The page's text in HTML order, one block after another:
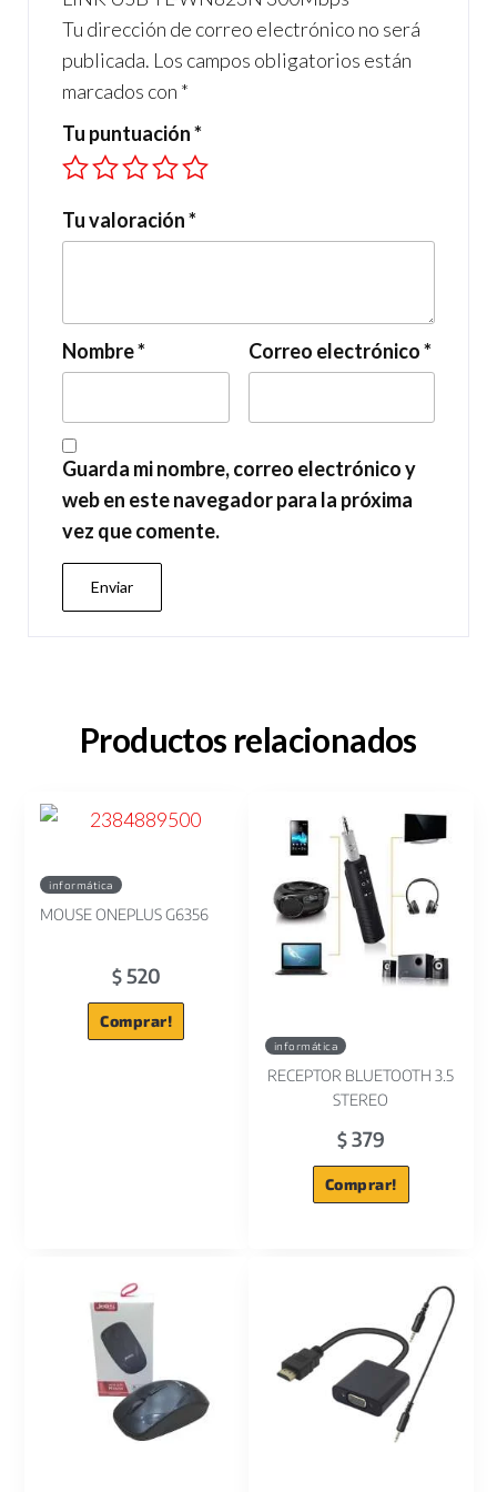
Tu dirección de correo electrónico no será
publicada. Los campos obligatorios están
marcados con *
Tu puntuación*
Tu valoración*
Nombre* Correo electrónico*
Guarda mi nombre, correo electrónico y
web en este navegador para la próxima
vez que comente.
Productos relacionados
informática
MOUSE ONEPLUS G6356
$520
Comprar!
informática
RECEPTOR BLUETOOTH 3.5
STEREO
$379
Comprar!